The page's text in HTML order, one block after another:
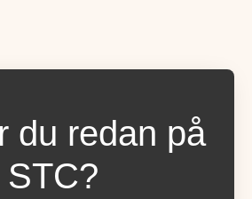
du redan på
STC?